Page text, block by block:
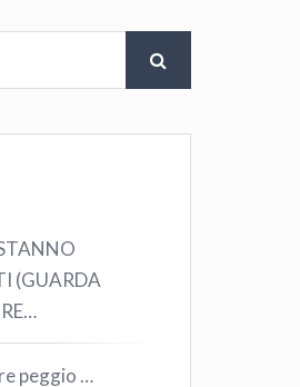
(GUARDA
peggio …